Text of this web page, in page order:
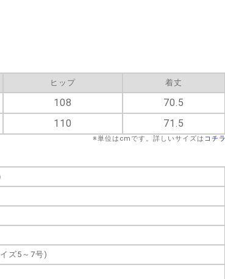
ヒップ 着丈
108
70.5
110 71.5
※単位はcmです。詳しいサイズは コチラ
ズ5～7号)